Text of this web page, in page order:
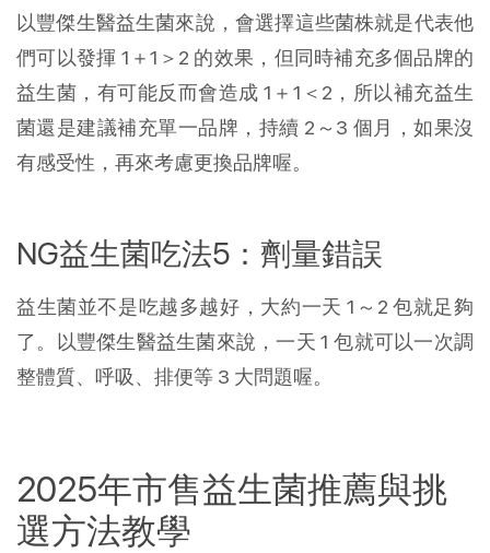
以豐傑生醫益生菌來說，會選擇這些菌株就是代表他
們可以發揮 1＋1＞2 的效果，但同時補充多個品牌的
益生菌，有可能反而會造成 1＋1＜2，所以補充益生
菌還是建議補充單一品牌，持續 2～3 個月，如果沒
有感受性，再來考慮更換品牌喔。
NG益生菌吃法5：劑量錯誤
益生菌並不是吃越多越好，大約一天 1～2 包就足夠
了。以豐傑生醫益生菌來說，一天 1 包就可以一次調
整體質、呼吸、排便等 3 大問題喔。
2025年市售益生菌推薦與挑
選方法教學